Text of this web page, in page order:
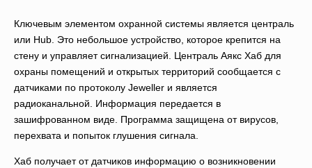
Ключевым элементом охранной системы является централь
или Hub. Это небольшое устройство, которое крепится на
стену и управляет сигнализацией. Централь Аякс Хаб для
охраны помещений и открытых территорий сообщается с
датчиками по протоколу Jeweller и является
радиоканальной. Информация передается в
зашифрованном виде. Программа защищена от вирусов,
перехвата и попыток глушения сигнала.
Хаб получает от датчиков информацию о возникновении